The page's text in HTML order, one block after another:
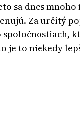
sa dnes
Za určitý
to niekedy